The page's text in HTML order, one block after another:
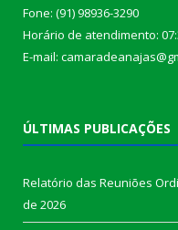
Fone: (91) 98936-3290
Horário de atendimento:
E-mail:
ÚLTIMAS PUBLICAÇÕES
Relatório das Reuniões
de 2026